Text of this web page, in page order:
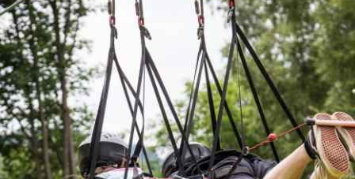
NL
Hoe kom ik bij Verbania
Toeristische informatie
Weer
Informatieaanvraag
Officiële website